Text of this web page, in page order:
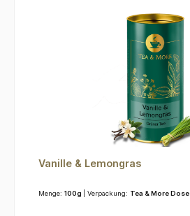
Vanille & Lemongras
Menge: 100g | Verpackung: Tea & More Dose